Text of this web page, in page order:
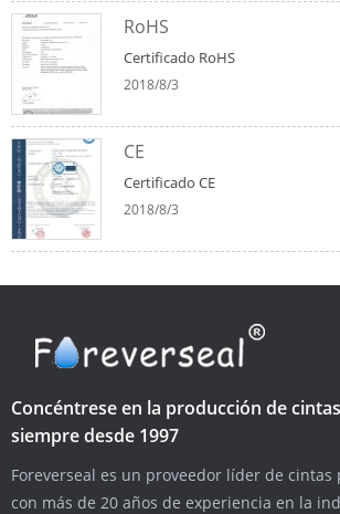
RoHS
Certificado RoHS
2018/8/3
CE
Certificado CE
2018/8/3
Concéntrese en la producción de
siempre desde 1997
Foreverseal es un proveedor líder de cintas
con más de 20 años de experiencia en la